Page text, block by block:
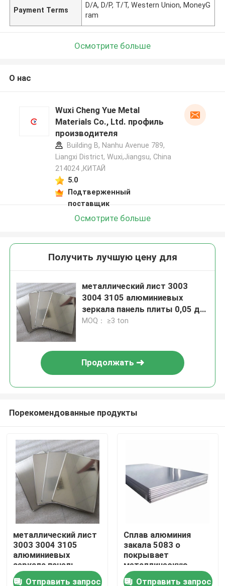
Дом
Товары
Видео
Payment Terms
D/A, D/P, T/T, Western Union, MoneyG
ram
Осмотрите больше
О нас
Wuxi Cheng Yue Metal
Materials Co., Ltd. профиль
производителя
Building B, Nanhu Avenue 789,
Liangxi District, Wuxi,Jiangsu, China
214024 ,КИТАЙ
5.0
Подтверженный
поставщик
Осмотрите больше
Получить лучшую цену для
металлический лист 3003
3004 3105 алюминиевых
зеркала панель плиты 0,05 до
200mm
MOQ： ≥3 ton
Продолжать
Порекомендованные продукты
металлический лист
3003 3004 3105
алюминиевых
зеркала панель
плиты 0,05 до
Отправить запрос
Сплав алюминия
закала 5083 o
покрывает
металлическую
ширину 100-2600mm
Отправить запрос